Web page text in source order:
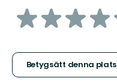
av
stjärnor
Betygsätt denna plats